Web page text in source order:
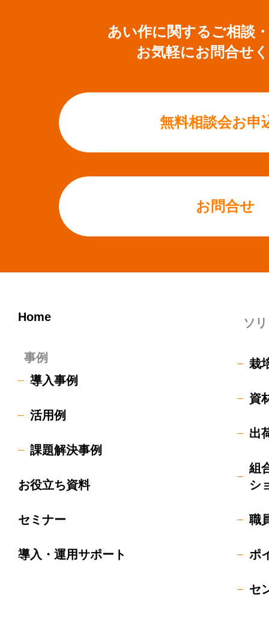
あい作に関するご相談
お気軽にお問合せ
無料相談会お申
お問合せ
Home
事例
導入事例
活用例
課題解決事例
お役立ち資料
セミナー
導入・運用サポート
ソ
栽
資
出
組
シ
職
ポ
セ